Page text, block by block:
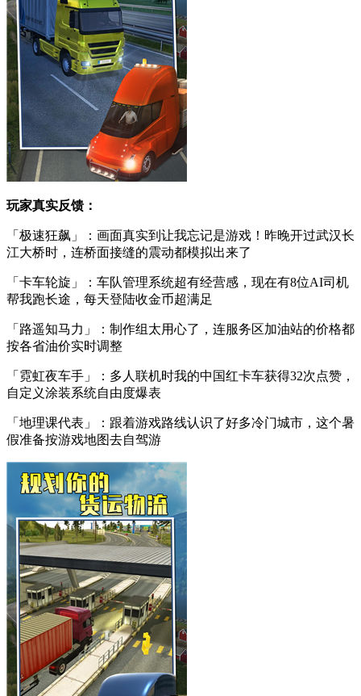
玩家真实反馈：
「极速狂飙」：画面真实到让我忘记是游戏！昨晚开过武汉长
江大桥时，连桥面接缝的震动都模拟出来了
「卡车轮旋」：车队管理系统超有经营感，现在有8位AI司机
帮我跑长途，每天登陆收金币超满足
「路遥知马力」：制作组太用心了，连服务区加油站的价格都
按各省油价实时调整
「霓虹夜车手」：多人联机时我的中国红卡车获得32次点赞，
自定义涂装系统自由度爆表
「地理课代表」：跟着游戏路线认识了好多冷门城市，这个暑
假准备按游戏地图去自驾游